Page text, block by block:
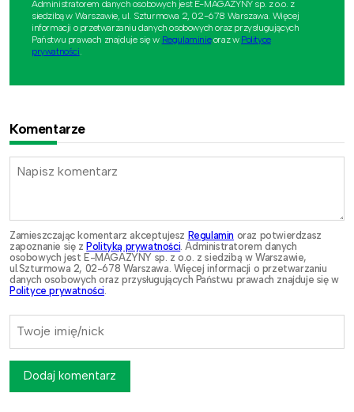
Administratorem danych osobowych jest E-MAGAZYNY sp. z o.o. z
siedzibą w Warszawie, ul. Szturmowa 2, 02-678 Warszawa. Więcej
informacji o przetwarzaniu danych osobowych oraz przysługujących
Państwu prawach znajduje się w Regulaminieoraz w Polityce
prywatności.
Komentarze
Zamieszczając komentarz akceptujesz Regulamin oraz potwierdzasz
zapoznanie się z Polityką prywatności. Administratorem danych
osobowych jest E-MAGAZYNY sp. z o.o. z siedzibą w Warszawie,
ul.Szturmowa 2, 02-678 Warszawa. Więcej informacji o przetwarzaniu
danych osobowych oraz przysługujących Państwu prawach znajduje się w
Polityce prywatności.
Dodaj komentarz